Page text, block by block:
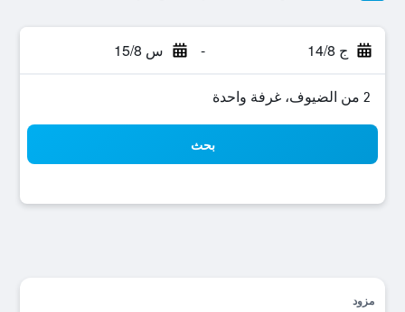
ج 14/8 - س 15/8
2 من الضيوف، غرفة واحدة
بحث
مزود